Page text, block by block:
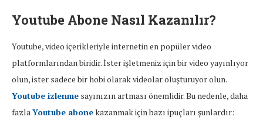
Youtube Abone Nasıl Kazanılır?
Youtube, video içerikleriyle internetin en popüler video
platformlarından biridir. İster işletmeniz için bir video yayınlıyor
olun, ister sadece bir hobi olarak videolar oluşturuyor olun.
Youtube izlenme sayınızın artması önemlidir. Bu nedenle, daha
fazlaYoutube abonekazanmak için bazı ipuçları şunlardır: